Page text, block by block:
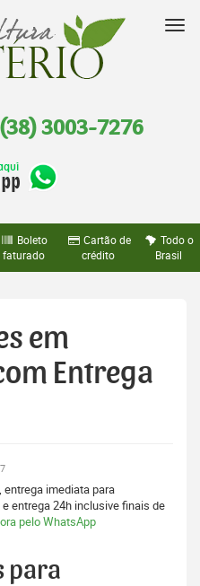
(38) 3003-7276
Boleto
faturado
Cartão de
crédito
Todo o
Brasil
em
Entrega
entrega imediata para
entrega 24h inclusive finais de
pelo WhatsApp
para